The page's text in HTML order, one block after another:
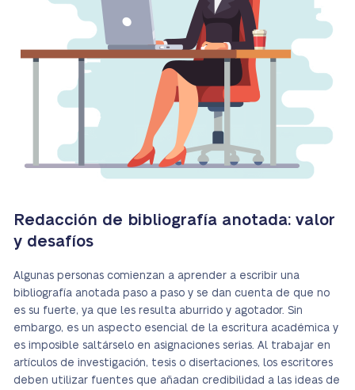
Redacción de bibliografía anotada: valor
y desafíos
Algunas personas comienzan a aprender a escribir una
bibliografía anotada paso a paso y se dan cuenta de que no
es su fuerte, ya que les resulta aburrido y agotador. Sin
embargo, es un aspecto esencial de la escritura académica y
es imposible saltárselo en asignaciones serias. Al trabajar en
artículos de investigación, tesis o disertaciones, los escritores
deben utilizar fuentes que añadan credibilidad a las ideas de